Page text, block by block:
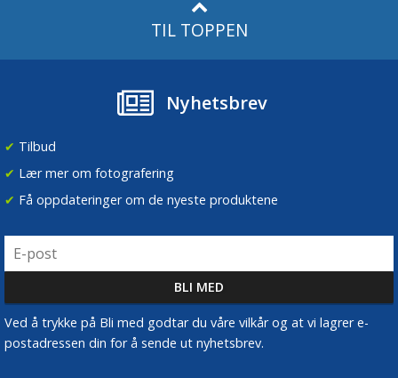
TIL TOPPEN
Nyhetsbrev
✔ Tilbud
✔ Lær mer om fotografering
✔ Få oppdateringer om de nyeste produktene
Ved å trykke på Bli med godtar du våre vilkår og at vi lagrer e-
postadressen din for å sende ut nyhetsbrev.